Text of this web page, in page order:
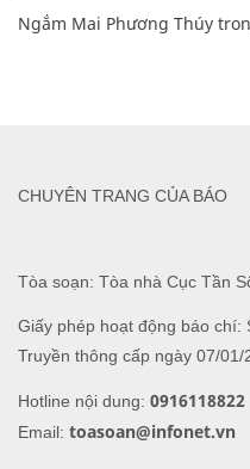
Ngắm Mai Phương Thúy
Tòa soạn: Tòa nhà Cục Tần
Giấy phép hoạt động báo chí:
Truyền thông cấp ngày 07/01/
Hotline nội dung: 0916118822
Email: toasoan@infonet.vn
CHUYÊN TRANG CỦA BÁO